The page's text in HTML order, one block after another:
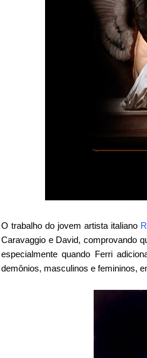
O trabalho do jovem artista italiano
Caravaggio e David, comprovando
especialmente quando Ferri
demônios, masculinos e femininos,